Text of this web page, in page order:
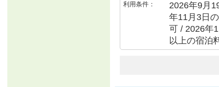
利用条件：
2026年9月
年11月3日
可 / 2026年
以上の宿泊